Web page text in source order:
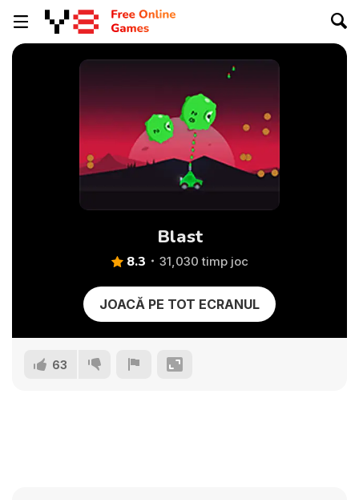
Blast
8.3 31,030 timp joc
JOACĂ PE TOT ECRANUL
63